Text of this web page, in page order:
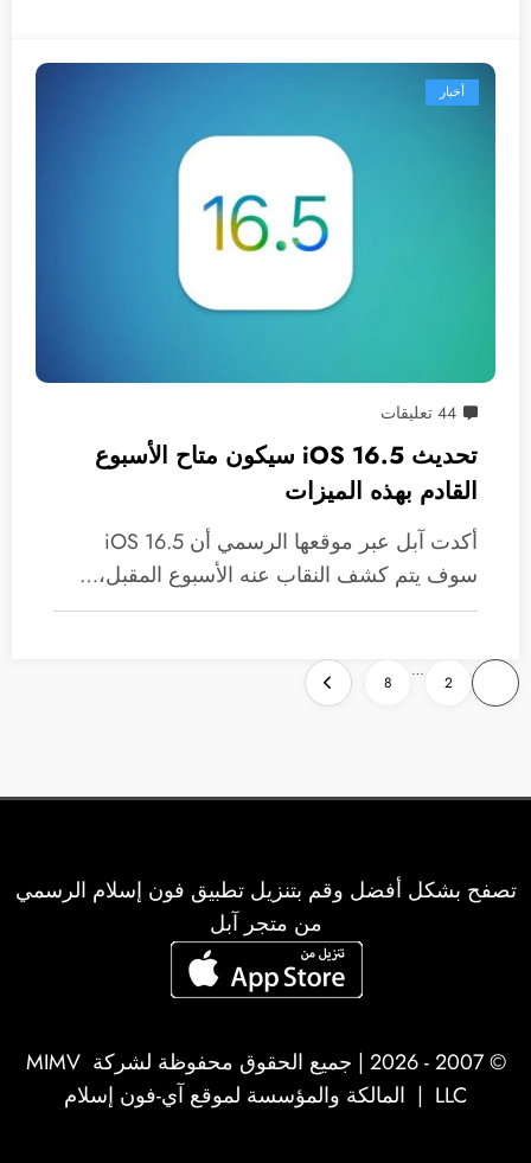
أخبار
44 تعليقات
تحديث iOS 16.5 سيكون متاح الأسبوع
القادم بهذه الميزات
أكدت آبل عبر موقعها الرسمي أن iOS 16.5
سوف يتم كشف النقاب عنه الأسبوع المقبل،…
تعدد
صفحات
2
…
8
تصفح بشكل أفضل وقم بتنزيل تطبيق فون إسلام الرسمي
من متجر آبل
© 2007 - 2026 | جميع الحقوق محفوظة لشركة
MIMV
LLC | المالكة والمؤسسة لموقع آي-فون إسلام